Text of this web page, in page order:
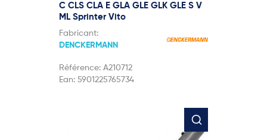
C CLS CLA E GLA GLE GLK GLE S V
ML Sprinter Vito
Fabricant:
DENCKERMANN
Référence: A210712
Ean: 5901225765734